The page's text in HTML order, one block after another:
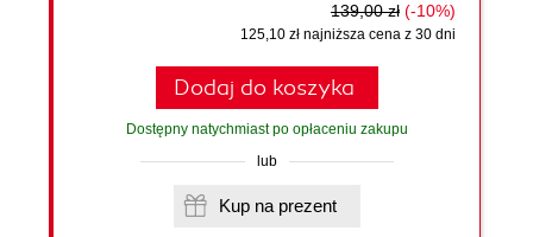
139,00 zł (-10%)
125,10 zł najniższa cena z 30 dni
Dodaj do koszyka
Dostępny natychmiast po opłaceniu zakupu
lub
Kup na prezent